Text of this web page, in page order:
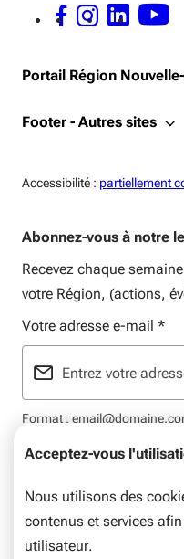
Acceptez-vous
Nous utilisons des
contenus et services
utilisateur.
FACEBOOK - OUVERTURE
INSTAGRAM -
LINKEDIN -YOUTUBE
Portail Région
Footer - Autres sites
Accessibilité : Accessiblité:
partiellement
Abonnez-vous à notre
Recevez chaque
votre Région, (actions,
Votre adresse e-mail *
Format :
Mentions légales